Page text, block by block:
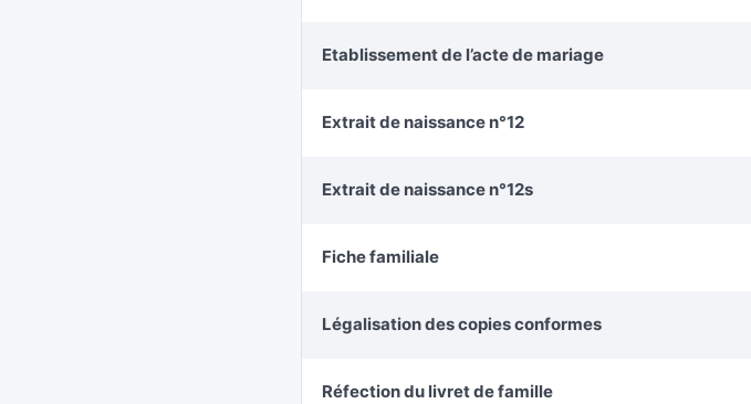
Etablissement de l’acte de mariage
Extrait de naissance n°12
Extrait de naissance n°12s
Fiche familiale
Légalisation des copies conformes
Réfection du livret de famille